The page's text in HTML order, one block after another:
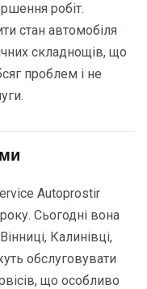
робіт.
стан автомобіля
складнощів, що
проблем і не
Autoprostir
Сьогодні вона
Калинівці,
обслуговувати
що особливо